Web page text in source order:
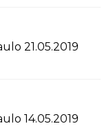
21.05.2019
14.05.2019